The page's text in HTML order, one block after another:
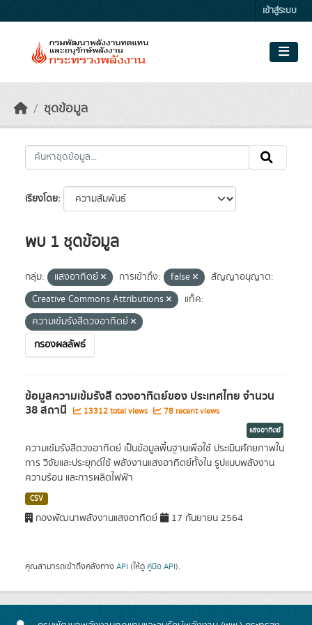
เข้าสู่ระบบ
ชุดข้อมูล
เรียงโดย
พบ 1 ชุดข้อมูล
กลุ่ม: แสงอาทิตย์ การเข้าถึง: false
สัญญาอนุญาต:
Creative Commons Attributions
แท็ค:
ความเข้มรังสีดวงอาทิตย์
กรองผลลัพธ์
ข้อมูลความเข้มรังสี ดวงอาทิตย์ของ ประเทศไทย จำนวน
38 สถานี 13312 total views 78 recent views
แสงอาทิตย์
ความเข้มรังสีดวงอาทิตย์ เป็นข้อมูลพื้นฐานเพื่อใช้ ประเมินศักยภาพใน
การ วิจัยและประยุกต์ใช้ พลังงานแสงอาทิตย์ทั้งใน รูปแบบพลังงาน
ความร้อน และการผลิตไฟฟ้า
CSV
กองพัฒนาพลังงานแสงอาทิตย์ 17 กันยายน 2564
คุณสามารถเข้าถึงคลังทาง API (ให้ดู คู่มือ API).